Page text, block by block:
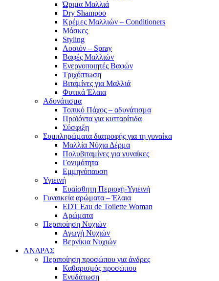
Ώριμα Μαλλιά
Dry Shampoo
Κρέμες Μαλλιών – Conditioners
Μάσκες
Styling
Λοσιόν – Spray
Βαφές Μαλλιών
Ενεργοποιητές Βαφών
Τριχόπτωση
Βιταμίνες για Μαλλιά
Φυτικά Έλαια
Αδυνάτισμα
Τοπικό Πάχος – αδυνάτισμα
Προϊόντα για κυτταρίτιδα
Σύσφιξη
Συμπληρώματα διατροφής για τη γυναίκα
Μαλλία Νύχια Δέρμα
Πολυβιταμίνες για γυναίκες
Γονιμότητα
Εμμηνόπαυση
Υγιεινή
Ευαίσθητη Περιοχή-Υγιεινή
Γυναικεία αρώματα – Έλαια
EDT Eau de Toilette Woman
Αρώματα
Περιποίηση Νυχιών
Αγωγή Νυχιών
Βερνίκια Νυχιών
ΑΝΔΡΑΣ
Περιποίηση προσώπου για άνδρες
Καθαρισμός προσώπου
Ενυδάτωση